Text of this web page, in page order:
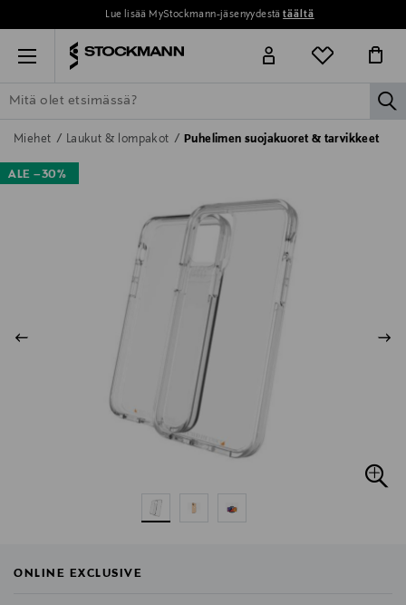
Lue lisää MyStockmann-jäsenyydestätäältä
Menu
ETSI KAIKKI NAISET MIEHET LAPSET KOTI
Miehet Laukut & lompakot Puhelimen suojakuoret & tarvikkeet
ALE –30%
ONLINE EXCLUSIVE